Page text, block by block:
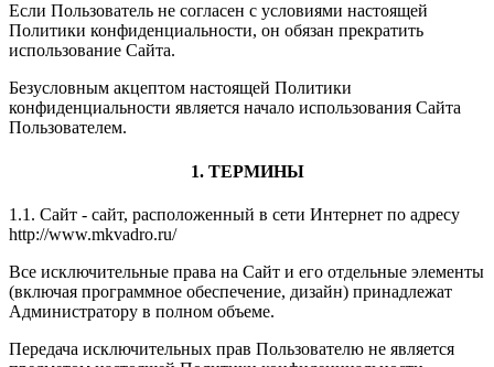
Если Пользователь не согласен с условиями настоящей
Политики конфиденциальности, он обязан прекратить
использование Сайта.
Безусловным акцептом настоящей Политики
конфиденциальности является начало использования Сайта
Пользователем.
1. ТЕРМИНЫ
1.1. Сайт - сайт, расположенный в сети Интернет по адресу
http://www.mkvadro.ru/
Все исключительные права на Сайт и его отдельные элементы
(включая программное обеспечение, дизайн) принадлежат
Администратору в полном объеме.
Передача исключительных прав Пользователю не является